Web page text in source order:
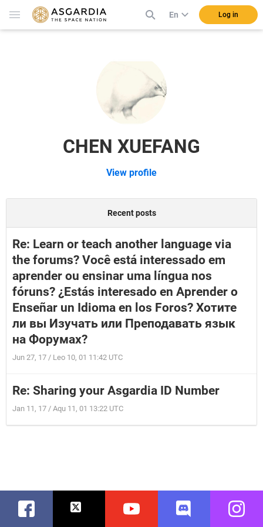
En Log in
CHEN XUEFANG
View profile
Recent posts
Re: Learn or teach another language via
the forums? Você está interessado em
aprender ou ensinar uma língua nos
fóruns? ¿Estás interesado en Aprender o
Enseñar un Idioma en los Foros? Хотите
ли вы Изучать или Преподавать язык
на Форумах?
Jun 27, 17 / Leo 10, 01 11:42 UTC
Re: Sharing your Asgardia ID Number
Jan 11, 17 / Aqu 11, 01 13:22 UTC
Facebook Twitter Youtube Discord